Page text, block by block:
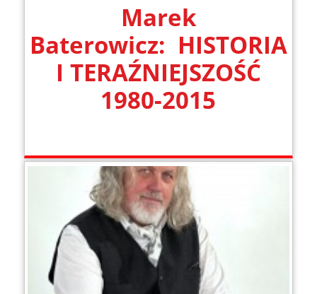
Marek
Baterowicz: HISTORIA
I TERAŹNIEJSZOŚĆ
1980-2015